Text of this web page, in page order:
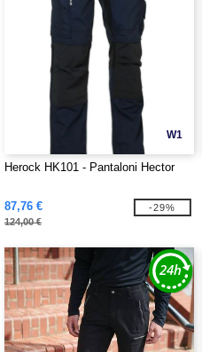
W1
Herock HK101 - Pantaloni Hector
87,76 €
124,00 €
-29%